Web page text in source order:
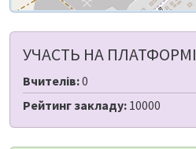
УЧАСТЬ НА ПЛАТФОРМІ
Вчителів:0
Рейтинг закладу: 10000